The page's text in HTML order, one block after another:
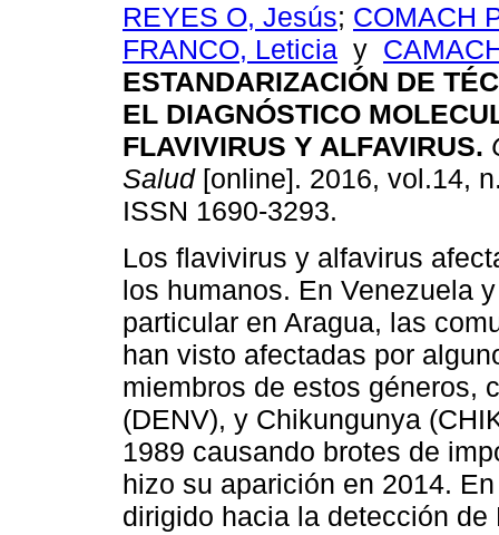
REYES O, Jesús; COMACH
FRANCO, Leticia y
ESTANDARIZACIÓN DE
EL DIAGNÓSTICO
FLAVIVIRUS Y ALFAVIRUS.
Salud[online]. 2016, vol.14,
ISSN 1690-3293.
Los flavivirus y alfavirus
los humanos. En Venezuela
particular en Aragua, las
han visto afectadas por
miembros de estos géneros,
(DENV), y Chikungunya
1989 causando brotes de
hizo su aparición en 2014.
dirigido hacia la detección